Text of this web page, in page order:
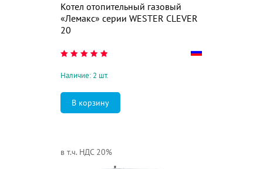
Котел отопительный газовый
«Лемакс» серии WESTER CLEVER
20
Наличие: 2 шт.
в т.ч. НДС 20%